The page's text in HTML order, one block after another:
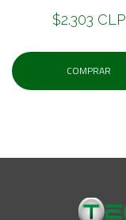
$2.303 CLP
COMPRAR